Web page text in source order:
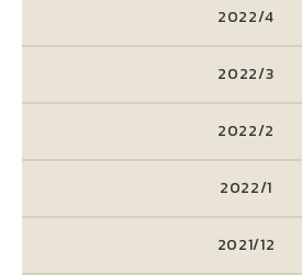
2022/4
2022/3
2022/2
2022/1
2021/12